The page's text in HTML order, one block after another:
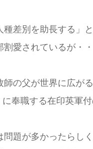
差別を助長する」
愛されているが・
の父が世界に広が
奉職する在印英軍
題が多かったらし